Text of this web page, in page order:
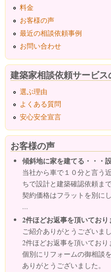
料金
お客様の声
最近の相談依頼事例
お問い合わせ
建築家相談依頼サービ
選ぶ理由
よくある質問
安心安全宣言
お客様の声
傾斜地に家を建てる・・・
当社から車で１０分と言う
ちで設計と建築確認依頼ま
契約価格はフラットを別に
...
2件ほどお返事を頂いており
ご紹介ありがとうございまし
2件ほどお返事を頂いており
個別にリフォームの御相談
ありがとうございました。